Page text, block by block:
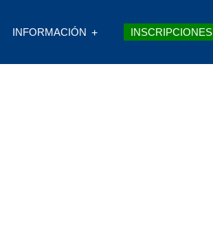
INFORMACIÓN INSCRIPCIONES